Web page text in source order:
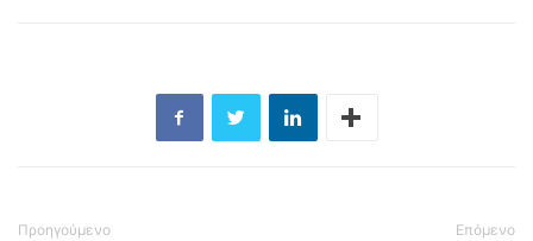
Προηγούμενο Επόμενο